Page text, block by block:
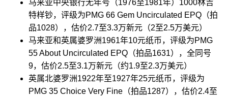
马来亚中央银行无年号（1976至1981年）1000林吉
特样钞，评级为PMG 66 Gem Uncirculated EPQ（拍
品1028），估价2.7至3.3万新元（2至2.5万美元）
马来亚和英属婆罗洲1961年10元纸币，评级为PMG
55 About Uncirculated EPQ（拍品1631），全同号
9，估价2.5至3.1万新元（约1.9至2.3万美元）
英属北婆罗洲1922年至1927年25元纸币，评级为
PMG 35 Choice Very Fine（拍品1287），估价2.4至